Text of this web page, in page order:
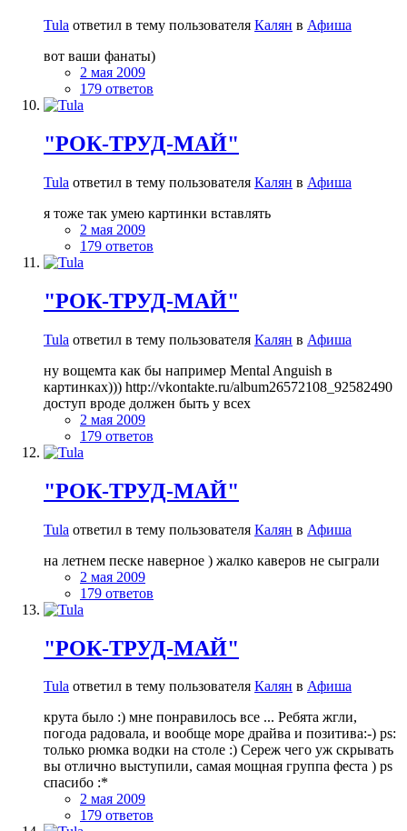
Tula ответил в тему пользователя Калян в Афиша
вот ваши фанаты)
2 мая 2009
179 ответов
"РОК-ТРУД-МАЙ"
Tula ответил в тему пользователя Калян в Афиша
я тоже так умею картинки вставлять
2 мая 2009
179 ответов
"РОК-ТРУД-МАЙ"
Tula ответил в тему пользователя Калян в Афиша
ну вощемта как бы например Mental Anguish в
картинках))) http://vkontakte.ru/album26572108_92582490
доступ вроде должен быть у всех
2 мая 2009
179 ответов
"РОК-ТРУД-МАЙ"
Tula ответил в тему пользователя Калян в Афиша
на летнем песке наверное ) жалко каверов не сыграли
2 мая 2009
179 ответов
"РОК-ТРУД-МАЙ"
Tula ответил в тему пользователя Калян в Афиша
крута было :) мне понравилось все ... Ребята жгли,
погода радовала, и вообще море драйва и позитива:-) рs:
только рюмка водки на столе :) Сереж чего уж скрывать
вы отлично выступили, самая мощная группа феста ) рs
спасибо :*
2 мая 2009
179 ответов